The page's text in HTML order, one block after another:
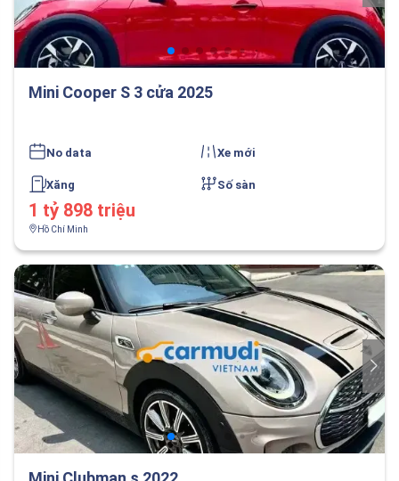
Mini Cooper S 3 cửa 2025
No data Xe mới
Xăng Số sàn
1 tỷ 898 triệu
Hồ Chí Minh